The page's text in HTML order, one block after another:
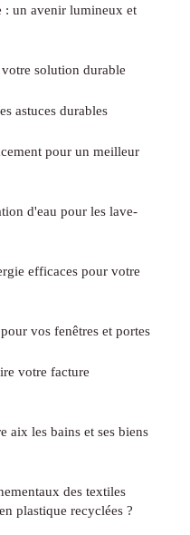
: un avenir lumineux et
solution durable
astuces durables
pour un meilleur
d'eau pour les lave-
efficaces pour votre
vos fenêtres et portes
votre facture
aix les bains et ses biens
des textiles
plastique recyclées ?